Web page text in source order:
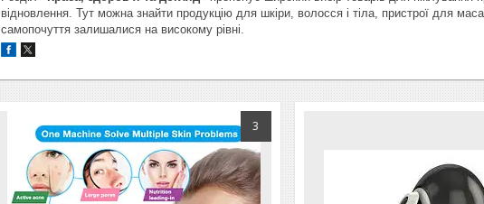
відновлення. Тут можна знайти продукцію для шкіри, волосся і тіла, пристрої для
самопочуття залишалися на високому рівні.
3